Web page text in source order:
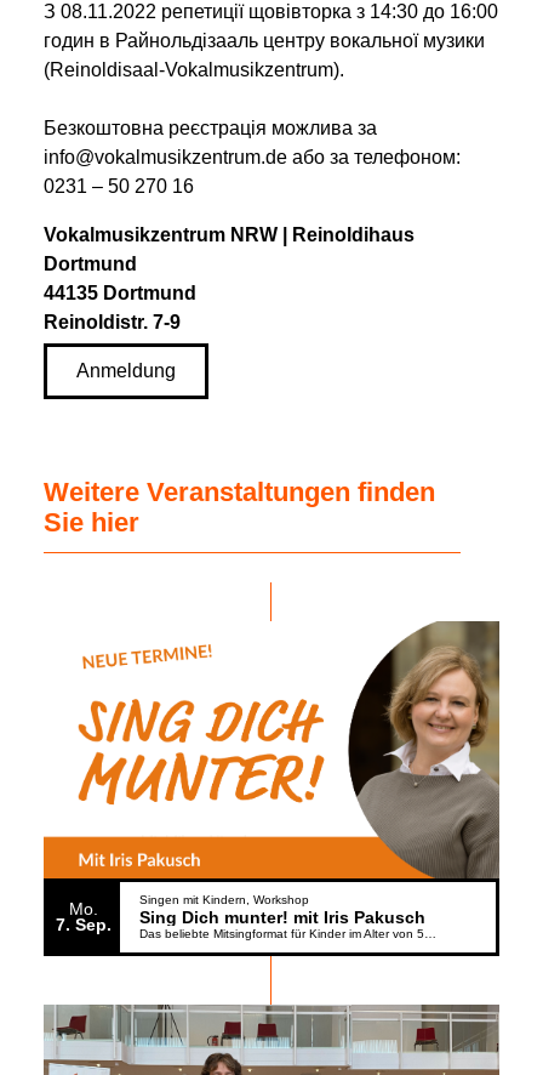
З 08.11.2022 репетиції щовівторка з 14:30 до 16:00
годин в Райнольдізааль центру вокальної музики
(Reinoldisaal-Vokalmusikzentrum).
Безкоштовна реєстрація можлива за
info@vokalmusikzentrum.de або за телефоном:
0231 – 50 270 16
Vokalmusikzentrum NRW | Reinoldihaus
Dortmund
44135 Dortmund
Reinoldistr. 7-9
Anmeldung
Weitere Veranstaltungen finden
Sie hier
Mo.
7 Sep.
Singen mit Kindern Workshop
Sing Dich munter! mit Iris Pakusch
Das beliebte Mitsingformat für Kinder im Alter von 5 bis 6 Jahren geht weiter